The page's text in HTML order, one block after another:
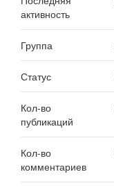
активность
Группа
Статус
Кол-во
публикаций
Кол-во
комментариев